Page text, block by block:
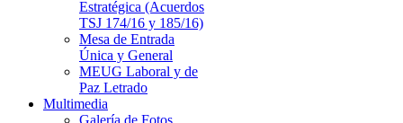
Estratégica (Acuerdos
TSJ 174/16 y 185/16)
Mesa de Entrada
Única y General
MEUG Laboral y de
Paz Letrado
Multimedia
Galería de Fotos